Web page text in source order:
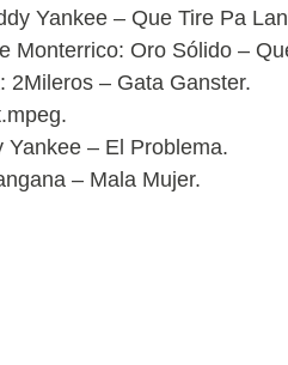
Yankee – Que Tire Pa
Monterrico: Oro Sólido –
2Mileros – Gata Ganster.
Yankee – El Problema.
– Mala Mujer.